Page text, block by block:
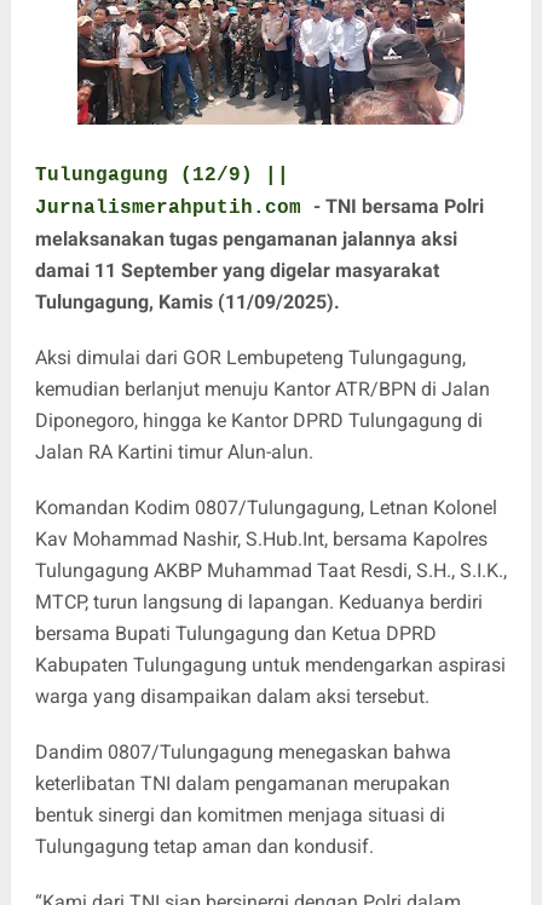
Tulungagung (12/9) ||
Jurnalismerahputih.com - TNI bersama Polri
melaksanakan tugas pengamanan jalannya aksi
damai 11 September yang digelar masyarakat
Tulungagung, Kamis (11/09/2025).
Aksi dimulai dari GOR Lembupeteng Tulungagung,
kemudian berlanjut menuju Kantor ATR/BPN di Jalan
Diponegoro, hingga ke Kantor DPRD Tulungagung di
Jalan RA Kartini timur Alun-alun.
Komandan Kodim 0807/Tulungagung, Letnan Kolonel
Kav Mohammad Nashir, S.Hub.Int, bersama Kapolres
Tulungagung AKBP Muhammad Taat Resdi, S.H., S.I.K.,
MTCP, turun langsung di lapangan. Keduanya berdiri
bersama Bupati Tulungagung dan Ketua DPRD
Kabupaten Tulungagung untuk mendengarkan aspirasi
warga yang disampaikan dalam aksi tersebut.
Dandim 0807/Tulungagung menegaskan bahwa
keterlibatan TNI dalam pengamanan merupakan
bentuk sinergi dan komitmen menjaga situasi di
Tulungagung tetap aman dan kondusif.